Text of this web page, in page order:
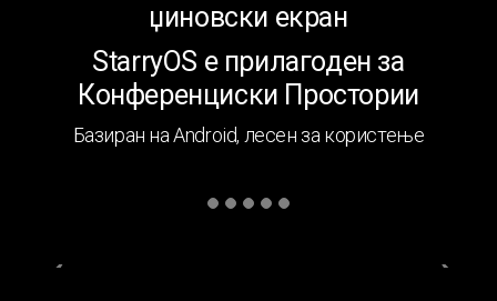
џиновски екран
StarryOS е прилагоден за
Конференциски Простории
Базиран на Android, лесен за користење